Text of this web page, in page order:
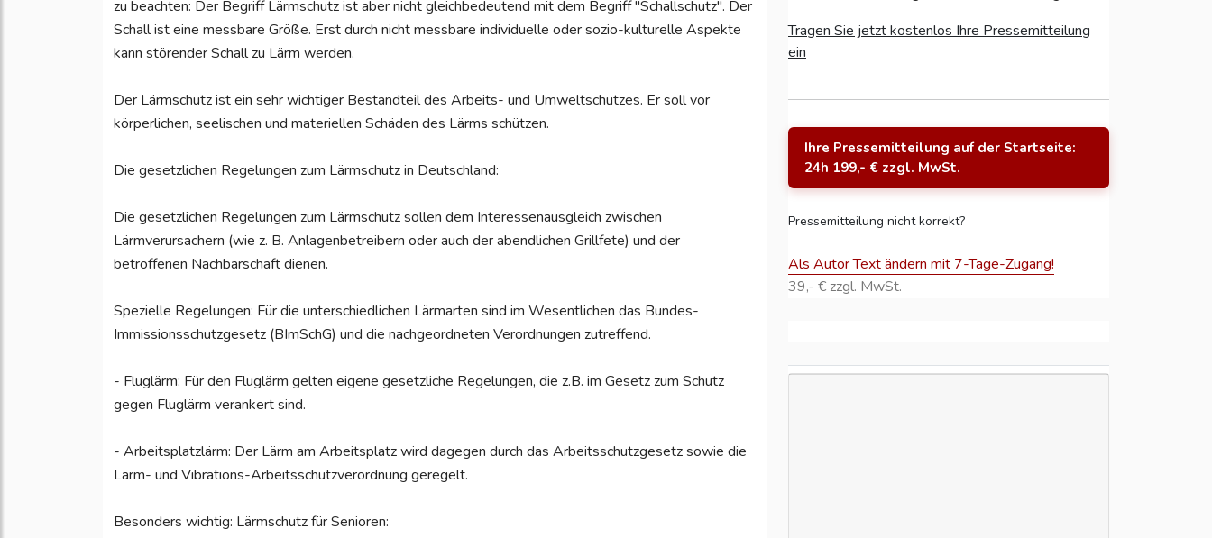
zu beachten: Der Begriff Lärmschutz ist aber nicht gleichbedeutend mit dem Begriff "Schallschutz". Der
Schall ist eine messbare Größe. Erst durch nicht messbare individuelle oder sozio-kulturelle Aspekte
kann störender Schall zu Lärm werden.
Der Lärmschutz ist ein sehr wichtiger Bestandteil des Arbeits- und Umweltschutzes. Er soll vor
körperlichen, seelischen und materiellen Schäden des Lärms schützen.
Die gesetzlichen Regelungen zum Lärmschutz in Deutschland:
Die gesetzlichen Regelungen zum Lärmschutz sollen dem Interessenausgleich zwischen
Lärmverursachern (wie z. B. Anlagenbetreibern oder auch der abendlichen Grillfete) und der
betroffenen Nachbarschaft dienen.
Spezielle Regelungen: Für die unterschiedlichen Lärmarten sind im Wesentlichen das Bundes-
Immissionsschutzgesetz (BImSchG) und die nachgeordneten Verordnungen zutreffend.
- Fluglärm: Für den Fluglärm gelten eigene gesetzliche Regelungen, die z.B. im Gesetz zum Schutz
gegen Fluglärm verankert sind.
- Arbeitsplatzlärm: Der Lärm am Arbeitsplatz wird dagegen durch das Arbeitsschutzgesetz sowie die
Lärm- und Vibrations-Arbeitsschutzverordnung geregelt.
Besonders wichtig: Lärmschutz für Senioren:
Tragen Sie jetzt kostenlos Ihre Pressemitteilung
ein
Ihre Pressemitteilung auf der Startseite:
24h 199,- € zzgl. MwSt.
Pressemitteilung nicht korrekt?
Als Autor Text ändern mit 7-Tage-Zugang!
39,- € zzgl. MwSt.